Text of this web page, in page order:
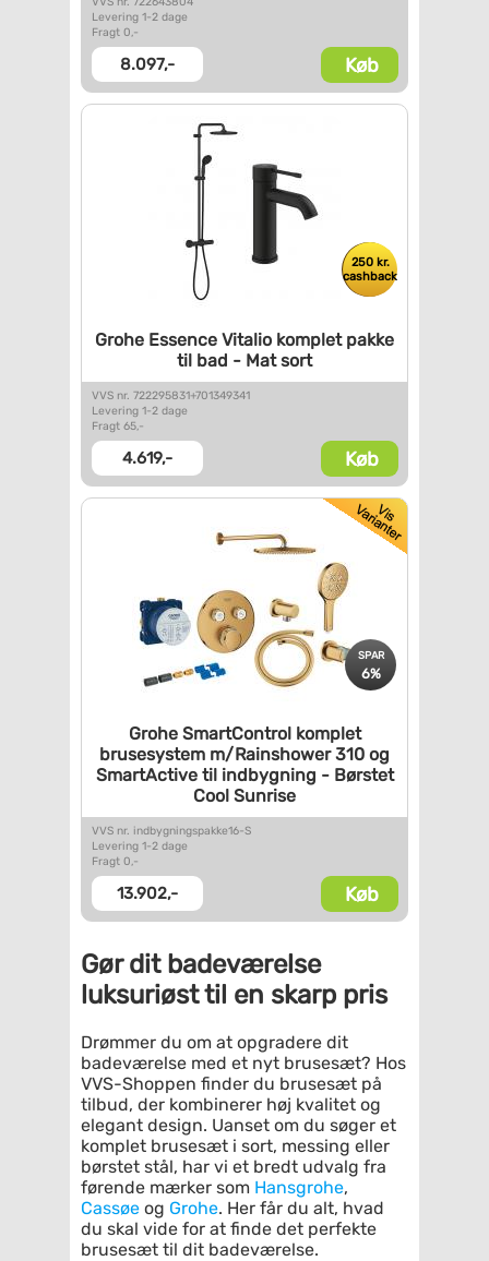
Levering 1-2 dage
Fragt 0,-
8.097,- Køb
250 kr.
cashback
Grohe Essence Vitalio kompletpakke
til bad - Mat sort
VVS nr. 722295831+701349341
Levering 1-2 dage
Fragt 65,-
4.619,- Køb
SPAR
6%
Grohe SmartControl komplet
brusesystem m/Rainshower 310 og
SmartActive til indbygning - Børstet
Cool Sunrise
VVS nr. indbygningspakke16-S
Levering 1-2 dage
Fragt 0,-
13.902,- Køb
Gør dit badeværelse
luksuriøst til en skarp pris
Drømmer du om at opgradere dit
badeværelse med et nyt brusesæt? Hos
VVS-Shoppen finder du brusesæt på
tilbud, der kombinerer høj kvalitet og
elegant design. Uanset om du søger et
komplet brusesæt i sort, messing eller
børstet stål, har vi et bredt udvalg fra
førende mærker som Hansgrohe,
Cassøe og Grohe. Her får du alt, hvad
du skal vide for at finde det perfekte
brusesæt til dit badeværelse.